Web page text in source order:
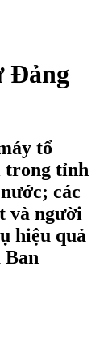
Đảng
tổ
trong tỉnh
các
và người
hiệu quả
Ban